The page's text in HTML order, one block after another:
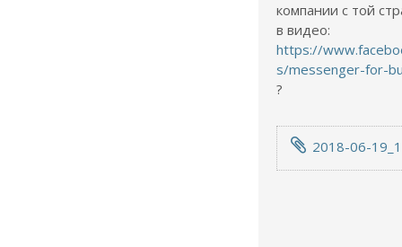
компании с той
в видео:
https://
s/messenger-for-
?
2018-06-